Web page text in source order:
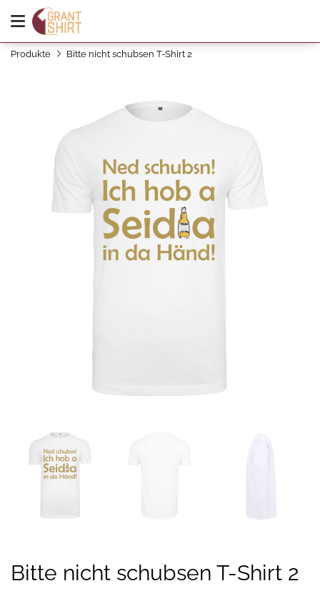
Produkte Bitte nicht schubsen T-Shirt 2
Bitte nicht schubsen T-Shirt 2